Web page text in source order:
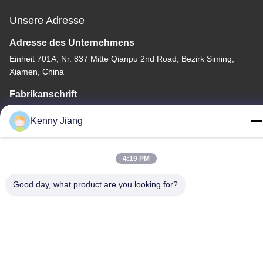
Unsere Adresse
Adresse des Unternehmens
Einheit 701A, Nr. 837 Mitte Qianpu 2nd Road, Bezirk Siming,
Xiamen, China
Fabrikanschrift
Nr. 72, Yongjun Road, Dorf Wufeng, Stadt Chongwu, Quanzhou,
Fujian, China
Kenny Jiang
4:19 PM
Good day, what product are you looking for?